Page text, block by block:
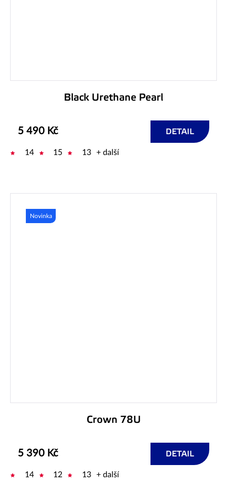
Black Urethane Pearl
5 490 Kč DETAIL
14 15 13 + další
Novinka
Crown 78U
5 390 Kč DETAIL
14 12 13 + další